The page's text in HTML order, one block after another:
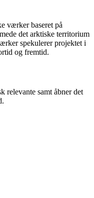
værker baseret på
det arktiske territorium
spekulerer projektet i
og fremtid.
relevante samt åbner det